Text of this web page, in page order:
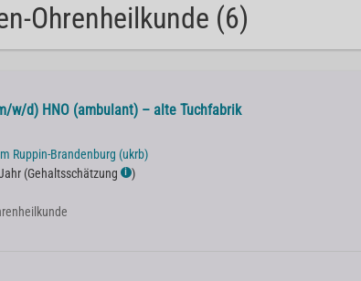
Ohrenheilkunde (6)
w/d) HNO (ambulant) – alte Tuchfabrik
Ruppin-Brandenburg (ukrb)
(Gehaltsschätzung ℹ )